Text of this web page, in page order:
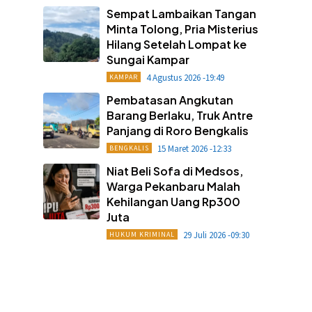
Sempat Lambaikan Tangan
Minta Tolong, Pria Misterius
Hilang Setelah Lompat ke
Sungai Kampar
KAMPAR 4 Agustus 2026 -19:49
Pembatasan Angkutan
Barang Berlaku, Truk Antre
Panjang di Roro Bengkalis
BENGKALIS 15 Maret 2026 -12:33
Niat Beli Sofa di Medsos,
Warga Pekanbaru Malah
Kehilangan Uang Rp300
Juta
HUKUM KRIMINAL 29 Juli 2026 -09:30